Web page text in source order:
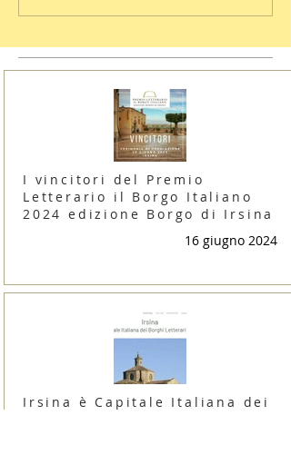
I vincitori del Premio
Letterario il Borgo Italiano
2024 edizione Borgo di Irsina
16 giugno 2024
Irsina è Capitale Italiana dei